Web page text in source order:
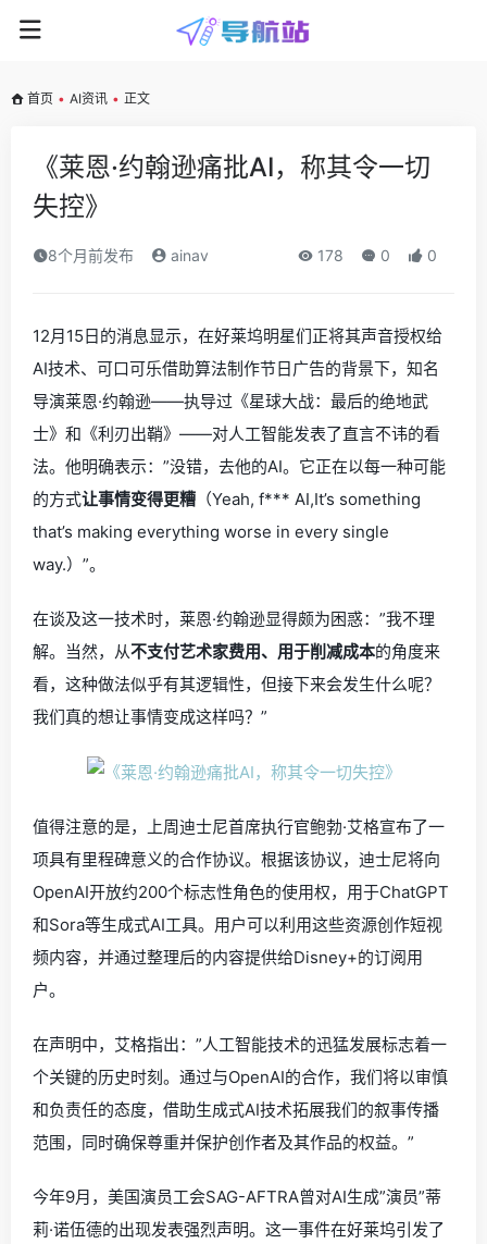
首页 • AI资讯 • 正文
《莱恩·约翰逊痛批AI，称其令一切
失控》
8个月前发布 ainav 178 0 0
12月15日的消息显示，在好莱坞明星们正将其声音授权给
AI技术、可口可乐借助算法制作节日广告的背景下，知名
导演莱恩·约翰逊——执导过《星球大战：最后的绝地武
士》和《利刃出鞘》——对人工智能发表了直言不讳的看
法。他明确表示：”没错，去他的AI。它正在以每一种可能
的方式让事情变得更糟 （Yeah, f*** AI,It’s something
that’s making everything worse in every single
way.）”。
在谈及这一技术时，莱恩·约翰逊显得颇为困惑：”我不理
解。当然，从不支付艺术家费用、用于削减成本的角度来
看，这种做法似乎有其逻辑性，但接下来会发生什么呢？
我们真的想让事情变成这样吗？”
值得注意的是，上周迪士尼首席执行官鲍勃·艾格宣布了一
项具有里程碑意义的合作协议。根据该协议，迪士尼将向
OpenAI开放约200个标志性角色的使用权，用于ChatGPT
和Sora等生成式AI工具。用户可以利用这些资源创作短视
频内容，并通过整理后的内容提供给Disney+的订阅用
户。
在声明中，艾格指出：”人工智能技术的迅猛发展标志着一
个关键的历史时刻。通过与OpenAI的合作，我们将以审慎
和负责任的态度，借助生成式AI技术拓展我们的叙事传播
范围，同时确保尊重并保护创作者及其作品的权益。”
今年9月，美国演员工会SAG-AFTRA曾对AI生成”演员”蒂
莉·诺伍德的出现发表强烈声明。这一事件在好莱坞引发了